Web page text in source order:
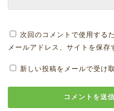
次回のコメントで使用する
メールアドレス、サイトを保存
新しい投稿をメールで受け